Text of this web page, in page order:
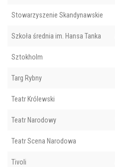
Stowarzyszenie Skandynawskie
Szkoła średnia im. Hansa Tanka
Sztokholm
Targ Rybny
Teatr Królewski
Teatr Narodowy
Teatr Scena Narodowa
Tivoli